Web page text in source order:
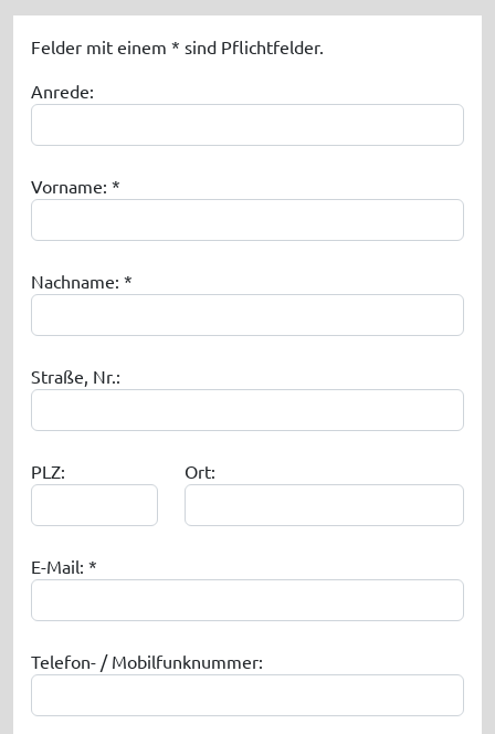
Felder mit einem * sind Pflichtfelder.
Anrede:
Vorname: *
Nachname: *
Straße, Nr.:
PLZ: Ort:
E-Mail: *
Telefon- / Mobilfunknummer: